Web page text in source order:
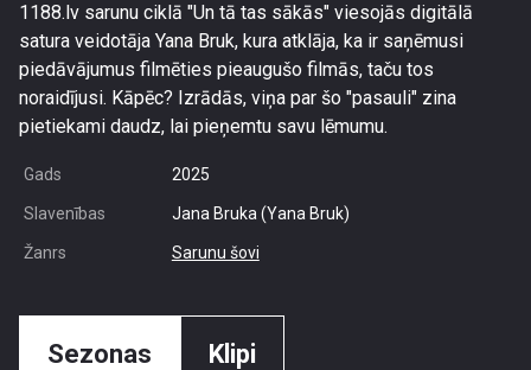
1188.lv sarunu ciklā "Un tā tas sākās" viesojās digitālā
satura veidotāja Yana Bruk, kura atklāja, ka ir saņēmusi
piedāvājumus filmēties pieaugušo filmās, taču tos
noraidījusi. Kāpēc? Izrādās, viņa par šo "pasauli" zina
pietiekami daudz, lai pieņemtu savu lēmumu.
Gads 2025
Slavenības Jana Bruka (Yana Bruk)
Žanrs Sarunu šovi
Sezonas Klipi